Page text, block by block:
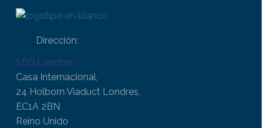
Dirección:
SEO.Londres
Casa Internacional,
24 Holborn Viaduct Londres,
EC1A 2BN
Reino Unido